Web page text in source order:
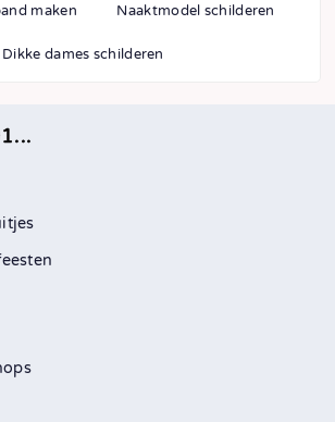
maken Naaktmodel schilderen
Dikke dames schilderen